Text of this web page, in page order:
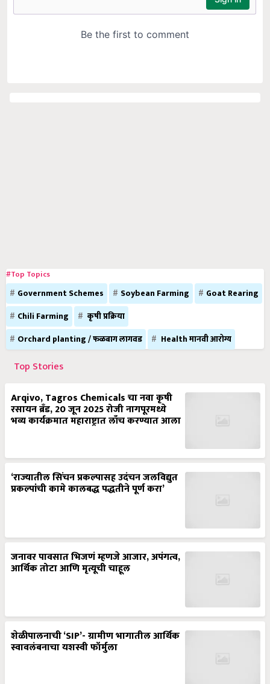
#Top Topics
Government Schemes Soybean Farming
Goat Rearing
Chili Farming
कृषी प्रक्रिया
Orchard planting / फळबाग लागवड
Health मानवी आरोग्य
Top Stories
Arqivo, Tagros Chemicals चा नवा कृषी
रसायन ब्रँड, 20 जून 2025 रोजी नागपूरमध्ये
भव्य कार्यक्रमात महाराष्ट्रात लाँच करण्यात आला
‘राज्यातील सिंचन प्रकल्पासह उदंचन जलविद्युत
प्रकल्पांची कामे कालबद्ध पद्धतीने पूर्ण करा’
जनावर पावसात भिजणं म्हणजे आजार, अपंगत्व,
आर्थिक तोटा आणि मृत्यूची चाहूल
शेळीपालनाची ‘SIP’- ग्रामीण भागातील आर्थिक
स्वावलंबनाचा यशस्वी फॉर्मुला